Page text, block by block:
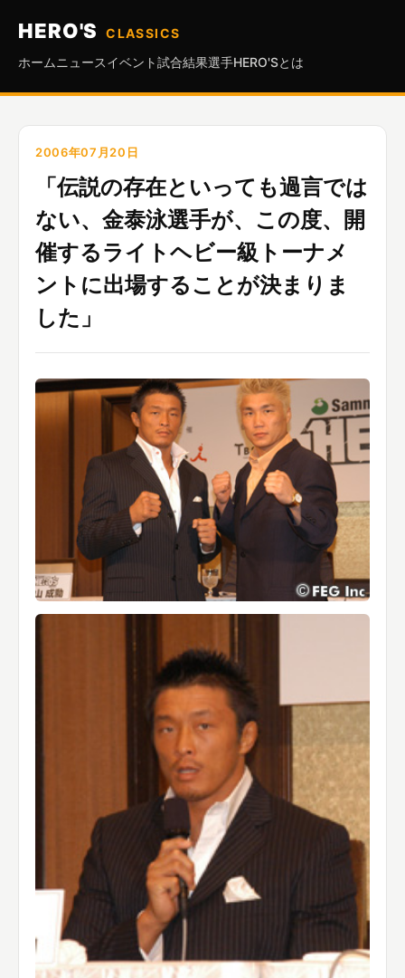
HERO'S
CLASSICS
ホーム ニュースイベント試合結果選手HERO'Sとは
2006年07月20日
「伝説の存在といっても過言では
ない、金泰泳選手が、この度、開
催するライトヘビー級トーナメ
ントに出場することが決まりま
した」